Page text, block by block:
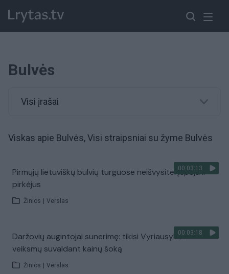
Bulvės
Visi įrašai
Viskas apie Bulvės, Visi straipsniai su žyme Bulvės
00:03:13
Pirmųjų lietuviškų bulvių turguose neišvysite: įspėja ir
pirkėjus
Žinios Verslas
00:03:18
Daržovių augintojai sunerimę: tikisi Vyriausybės
veiksmų suvaldant kainų šoką
Žinios Verslas